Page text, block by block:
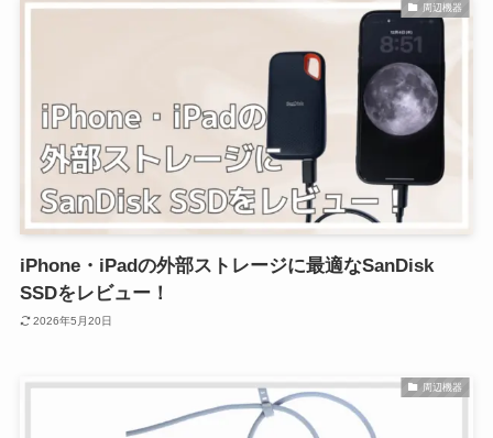
周辺機器
iPhone・iPadの外部ストレージに最適なSanDisk
SSDをレビュー！
2026年5月20日
周辺機器